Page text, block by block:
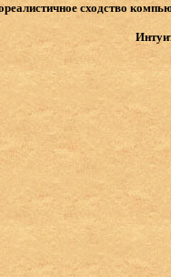
сходство